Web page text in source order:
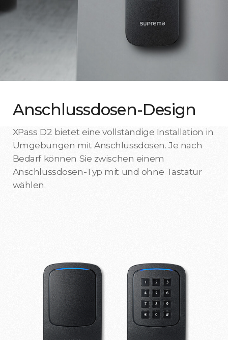
Anschlussdosen-Design
XPass D2 bietet eine vollständige Installation in
Umgebungen mit Anschlussdosen. Je nach
Bedarf können Sie zwischen einem
Anschlussdosen-Typ mit und ohne Tastatur
wählen.